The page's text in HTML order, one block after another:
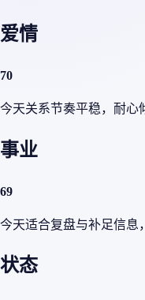
爱情
70
今天关系节奏平稳，耐心
事业
69
今天适合复盘与补足信息
状态